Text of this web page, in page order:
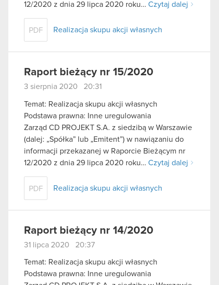
12/2020 z dnia 29 lipca 2020 roku… Czytaj dalej
PDF Realizacja skupu akcji własnych
Raport bieżący nr 15/2020
3 sierpnia 2020 20:31
Temat: Realizacja skupu akcji własnych
Podstawa prawna: Inne uregulowania
Zarząd CD PROJEKT S.A. z siedzibą w Warszawie
(dalej: „Spółka” lub „Emitent”) w nawiązaniu do
informacji przekazanej w Raporcie Bieżącym nr
12/2020 z dnia 29 lipca 2020 roku… Czytaj dalej
PDF Realizacja skupu akcji własnych
Raport bieżący nr 14/2020
31 lipca 2020 20:37
Temat: Realizacja skupu akcji własnych
Podstawa prawna: Inne uregulowania